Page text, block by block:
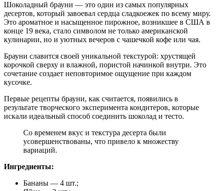
Шоколадный брауни — это один из самых популярных
десертов, который завоевал сердца сладкоежек по всему миру.
Это ароматное и насыщенное пирожное, возникшее в США в
конце 19 века, стало символом не только американской
кулинарии, но и уютных вечеров с чашечкой кофе или чая.
Брауни славится своей уникальной текстурой: хрустящей
корочкой сверху и влажной, пористой начинкой внутри. Это
сочетание создает неповторимое ощущение при каждом
кусочке.
Первые рецепты брауни, как считается, появились в
результате творческого эксперимента кондитеров, которые
искали идеальный способ соединить шоколад и тесто.
Со временем вкус и текстура десерта были
усовершенствованы, что привело к множеству
вариаций.
Ингредиенты:
Бананы — 4 шт.;